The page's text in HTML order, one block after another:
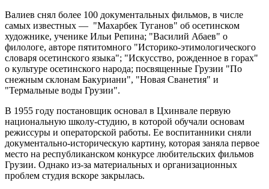
Валиев снял более 100 документальных фильмов, в числе
самых известных — "Махарбек Туганов" об осетинском
художнике, ученике Ильи Репина; "Василий Абаев" о
филологе, авторе пятитомного "Историко-этимологического
словаря осетинского языка"; "Искусство, рожденное в горах"
о культуре осетинского народа; посвященные Грузии "По
снежным склонам Бакуриани", "Новая Сванетия" и
"Термальные воды Грузии".
В 1955 году постановщик основал в Цхинвале первую
национальную школу-студию, в которой обучали основам
режиссуры и операторской работы. Ее воспитанники сняли
документально-историческую картину, которая заняла первое
место на республиканском конкурсе любительских фильмов
Грузии. Однако из-за материальных и организационных
проблем студия вскоре закрылась.